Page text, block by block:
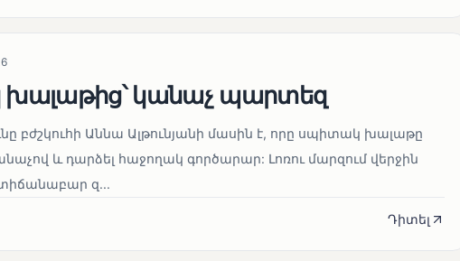
կանաչ պարտեզ
բժշկուհի Աննա Ալթունյանի մասին է, որը սպիտակ խալաթը
և դարձել հաջողակ գործարար: Լոռու մարզում վերջին
զ...
Դիտել